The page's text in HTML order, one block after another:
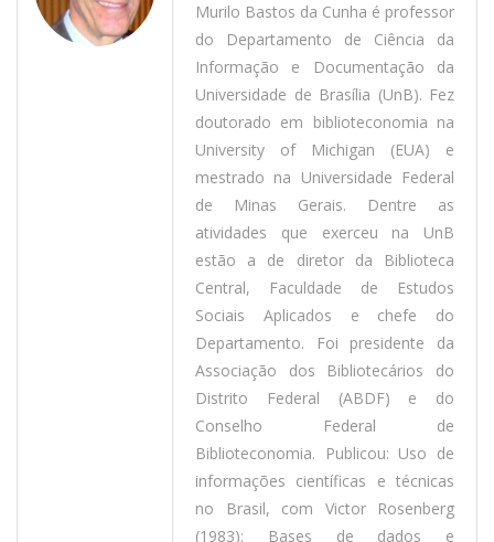
Murilo Bastos da Cunha é professor
do Departamento de Ciência da
Informação e Documentação da
Universidade de Brasília (UnB). Fez
doutorado em biblioteconomia na
University of Michigan (EUA) e
mestrado na Universidade Federal
de Minas Gerais. Dentre as
atividades que exerceu na UnB
estão a de diretor da Biblioteca
Central, Faculdade de Estudos
Sociais Aplicados e chefe do
Departamento. Foi presidente da
Associação dos Bibliotecários do
Distrito Federal (ABDF) e do
Conselho Federal de
Biblioteconomia. Publicou: Uso de
informações científicas e técnicas
no Brasil, com Victor Rosenberg
(1983); Bases de dados e